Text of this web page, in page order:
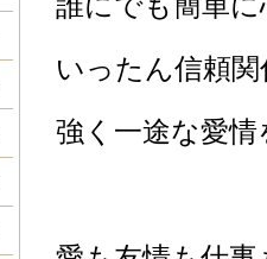
いったん信頼
強く一途な愛